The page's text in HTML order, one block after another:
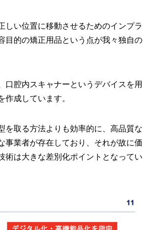
しい位置に移動させるためのインプラ
目的の矯正用品という点が我々独自の
腔内スキャナーというデバイスを用
成しています。
を取る方法よりも効率的に、高品質な
事業者が存在しており、それが故に価
術は大きな差別化ポイントとなってい